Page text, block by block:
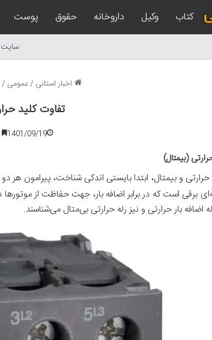
کتاب وکیل داروخانه حقوق پوست
سایت
اخبار استانی /عمومی /
تفاوت کلید
1401/09/19
(بیمتال)
و بیمتال، ابتدا بایستی اندکی شناخت، پیرامون هر
برقی است که در برابر اضافه ‌بار، جهت حفاظت از
اضافه بار حرارتی و نیز رله‌ حرارتی بی‌متال می‌شناسند.